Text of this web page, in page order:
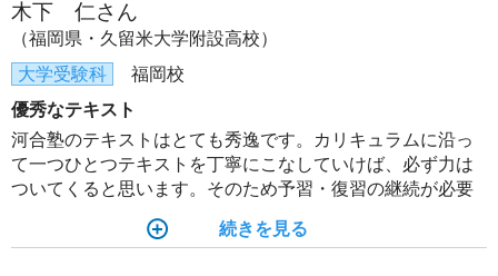
木下 仁さん
（福岡県・久留米大学附設高校）
大学受験科
福岡校
優秀なテキスト
河合塾のテキストはとても秀逸です。カリキュラムに沿っ
て一つひとつテキストを丁寧にこなしていけば、必ず力は
ついてくると思います。そのため予習・復習の継続が必要
けることはあまりオススメできません。
続きを見る